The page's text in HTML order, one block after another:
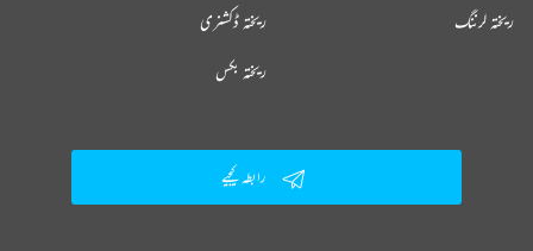
ریختہ ڈکشنری ریختہ لرننگ
ریختہ بکس
رابطہ کیجیے